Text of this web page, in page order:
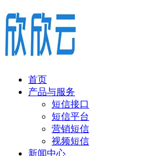
首页
产品与服务
短信接口
短信平台
营销短信
视频短信
新闻中心